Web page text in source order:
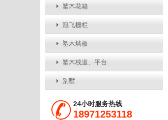
塑木花箱
冠飞栅栏
塑木墙板
塑木栈道、平台
别墅
24小时服务热线
18971253118